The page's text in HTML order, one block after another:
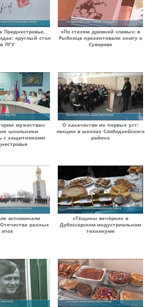
Приднестровье,
круглый стол
в ПГУ
«По стезям древней славы»: в
Рыбнице презентовали книгу о
Суворове
мужества»:
школьники
с защитниками
О казачестве из первых уст:
лекции в школах Слободзейского
района
вспоминали
разных
эпох
«Тёщины вечёрки» в
Дубоссарском индустриальном
техникуме